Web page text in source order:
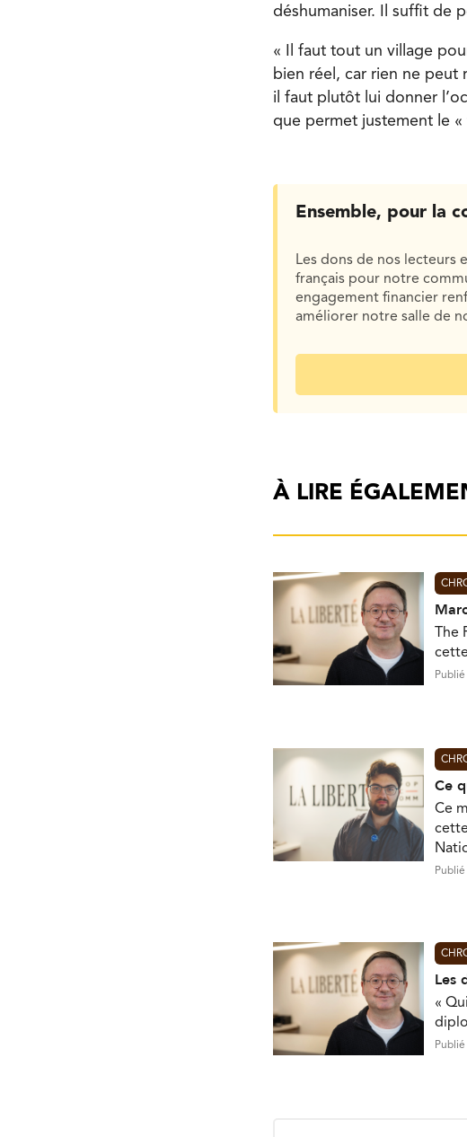
déshumaniser. Il suffit de
« Il faut tout un village
bien réel, car rien ne peut
il faut plutôt lui donner
que permet justement le «
Ensemble, pour la
Les dons de nos lecteurs
français pour notre
engagement financier
améliorer notre salle de
À LIRE
Ce
Ce
Les
«